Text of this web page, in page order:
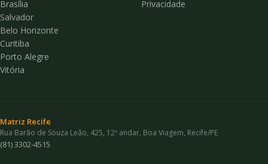
Brasília
Salvador
Belo Horizonte
Curitiba
Porto Alegre
Vitória
Privacidade
Matriz Recife
Rua Barão de Souza Leão, 425, 12º andar, Boa Viagem, Recife/PE
(81) 3302-4515